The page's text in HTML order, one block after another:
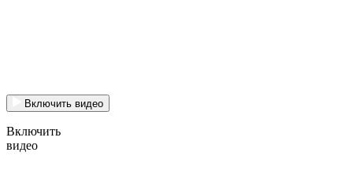
Включить видео
Включить
видео